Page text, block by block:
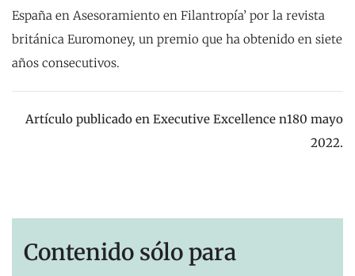
España en Asesoramiento en Filantropía’ por la revista
británica Euromoney, un premio que ha obtenido en siete
años consecutivos.
Artículo publicado en Executive Excellence n180 mayo
2022.
Contenido sólo para